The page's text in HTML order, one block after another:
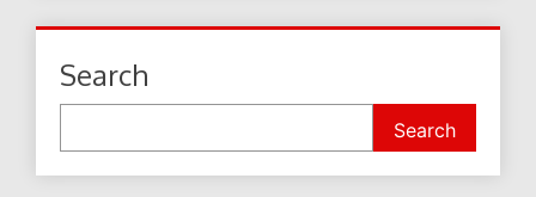
Search
Search